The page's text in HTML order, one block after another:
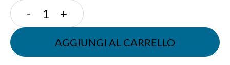
-
VASCHETTA
SH35
PLA
quantità
+
AGGIUNGI AL CARRELLO